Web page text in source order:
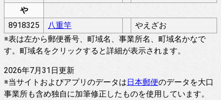
や
8918325
八重竿
やえざお
※表は左から郵便番号、町域名、事業所名、町域名かなで
す。町域名をクリックすると詳細が表示されます。
2026年7月31日更新
※当サイトおよびアプリのデータは日本郵便のデータを大口
事業所も含め独自に加筆修正したものを使用しています。